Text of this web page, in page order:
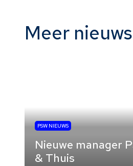
Meer nieuws
PSW NIEUWS
Nieuwe manager
& Thuis